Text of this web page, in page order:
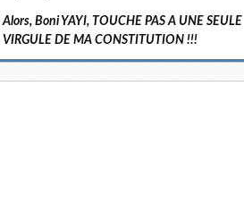
Alors, Boni YAYI, TOUCHE PAS A UNE SEULE
VIRGULE DE MA CONSTITUTION !!!